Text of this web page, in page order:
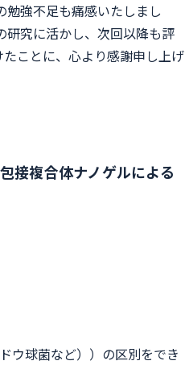
強不足も痛感いたしまし
研究に活かし、次回以降も評
ことに、心より感謝申し上げ
接複合体ナノゲルによる
ウ球菌など））の区別をでき